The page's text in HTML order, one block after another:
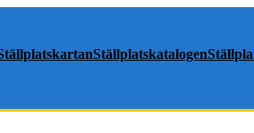
Ställplatskatalogen